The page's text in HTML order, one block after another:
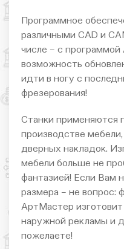
Программное
различными CAD и
числе – с
возможность
идти в ногу с
фрезерования!
Станки применяются
производстве
дверных накладок.
мебели больше не
фантазией! Если Вам
размера – не вопрос:
АртМастер
наружной рекламы и
пожелаете!